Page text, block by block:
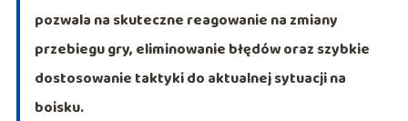
pozwala na skuteczne reagowanie na zmiany
przebiegu gry, eliminowanie błędów oraz szybkie
dostosowanie taktyki do aktualnej sytuacji na
boisku.